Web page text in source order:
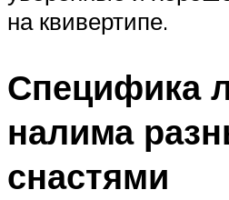
на квивертипе.
Специфика
налима
снастями